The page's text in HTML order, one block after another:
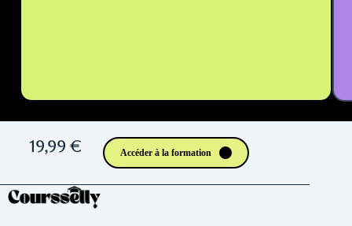
19,99 € Accéder à la formation